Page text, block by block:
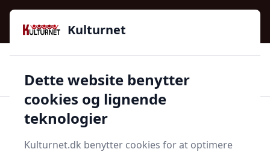
Kulturnet - Alt Det Gode I Livet | Din Kulturguide Siden
2016
97 kategorier 👍Kun godkendte butikker
Start søgning
Kulturnet
Dette website benytter
cookies og lignende
teknologier
Kulturnet.dk benytter cookies for at optimere